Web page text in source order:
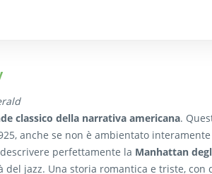
classico della narrativa americana.
anche se non è ambientato interamente
perfettamente la Manhattan
del jazz. Una storia romantica e triste, con